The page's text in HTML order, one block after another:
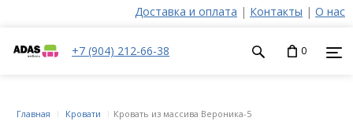
Доставка и оплата | Контакты | О нас
+7 (904) 212-66-38 0
Главная Кровати Кровать из массива Вероника-5